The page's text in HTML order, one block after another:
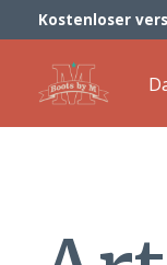
Kostenloser